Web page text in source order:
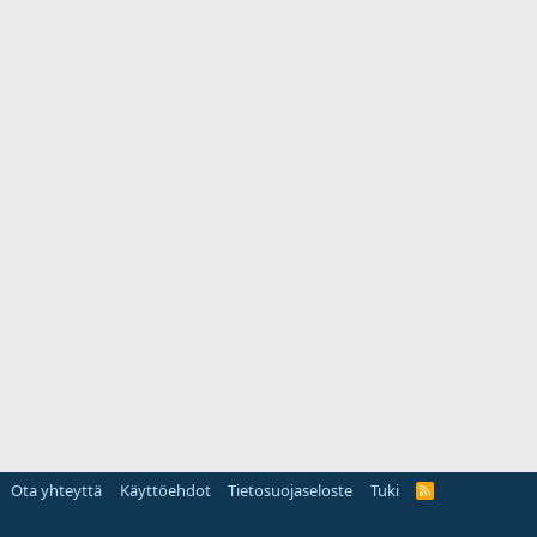
Ota yhteyttä Käyttöehdot Tietosuojaseloste Tuki
R